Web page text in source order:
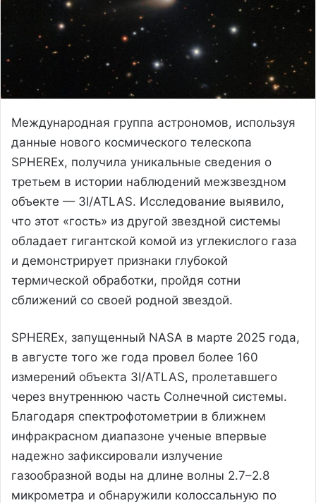
Международная группа астрономов, используя
данные нового космического телескопа
SPHEREx, получила уникальные сведения о
третьем в истории наблюдений межзвездном
объекте — 3I/ATLAS. Исследование выявило,
что этот «гость» из другой звездной системы
обладает гигантской комой из углекислого газа
и демонстрирует признаки глубокой
термической обработки, пройдя сотни
сближений со своей родной звездой.
SPHEREx, запущенный NASA в марте 2025 года,
в августе того же года провел более 160
измерений объекта 3I/ATLAS, пролетавшего
через внутреннюю часть Солнечной системы.
Благодаря спектрофотометрии в ближнем
инфракрасном диапазоне ученые впервые
надежно зафиксировали излучение
газообразной воды на длине волны 2.7–2.8
микрометра и обнаружили колоссальную по